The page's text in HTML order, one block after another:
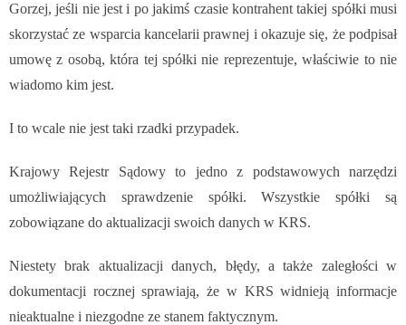
Gorzej, jeśli nie jest i po jakimś czasie kontrahent takiej spółki musi
skorzystać ze wsparcia kancelarii prawnej i okazuje się, że podpisał
umowę z osobą, która tej spółki nie reprezentuje, właściwie to nie
wiadomo kim jest.
I to wcale nie jest taki rzadki przypadek.
Krajowy Rejestr Sądowy to jedno z podstawowych narzędzi
umożliwiających sprawdzenie spółki. Wszystkie spółki są
zobowiązane do aktualizacji swoich danych w KRS.
Niestety brak aktualizacji danych, błędy, a także zaległości w
dokumentacji rocznej sprawiają, że w KRS widnieją informacje
nieaktualne i niezgodne ze stanem faktycznym.